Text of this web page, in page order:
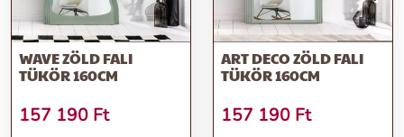
WAVE ZÖLD FALI
TÜKÖR 160CM
157 190 Ft
ART DECO ZÖLD FALI
TÜKÖR 160CM
157 190 Ft